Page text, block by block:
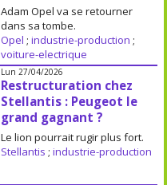
Adam Opel va se retourner
dans sa tombe.
Opel ; industrie-production ;
voiture-electrique
Lun 27/04/2026
Restructuration chez
Stellantis : Peugeot le
grand gagnant ?
Le lion pourrait rugir plus fort.
Stellantis ; industrie-production